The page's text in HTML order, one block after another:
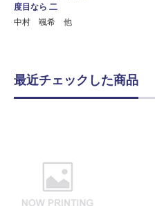
度目なら 二
中村 颯希 他
最近チェックした商品